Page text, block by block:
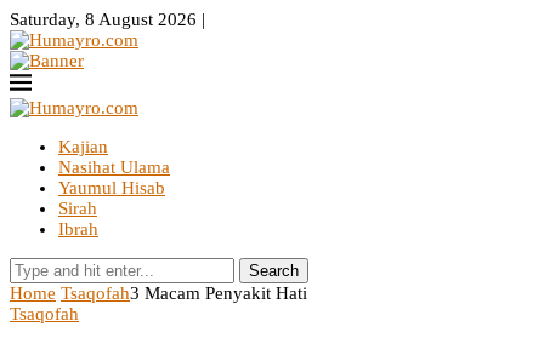
Saturday, 8 August 2026 |
Kajian
Nasihat Ulama
Yaumul Hisab
Sirah
Ibrah
Search
Home Tsaqofah3 Macam Penyakit Hati
Tsaqofah